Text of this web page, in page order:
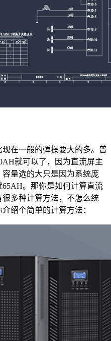
在一般的弹操要大的多。普
就可以了，因为直流屏主
量选的大只是因为系统庞
。那你是如何计算直流
多种计算方法，不怎么统
绍个简单的计算方法：